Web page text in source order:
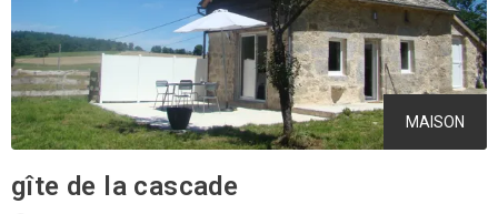
MAISON
gîte de la cascade